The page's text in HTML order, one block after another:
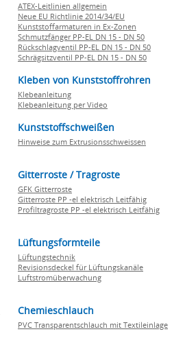
ATEX-Leitlinien allgemein
Neue EU Richtlinie 2014/34/EU
Kunststoffarmaturen in Ex-Zonen
Schmutzfänger PP-EL DN 15 - DN 50
Rückschlagventil PP-EL DN 15 - DN 50
Schrägsitzventil PP-EL DN 15 - DN 50
Kleben von Kunststoffrohren
Klebeanleitung
Klebeanleitung per Video
Kunststoffschweißen
Hinweise zum Extrusionsschweissen
Gitterroste / Tragroste
GFK Gitterroste
Gitterroste PP -el elektrisch Leitfähig
Profiltragroste PP -el elektrisch Leitfähig
Lüftungsformteile
Lüftungstechnik
Revisionsdeckel für Lüftungskanäle
Luftstromüberwachung
Chemieschlauch
PVC Transparentschlauch mit Textileinlage